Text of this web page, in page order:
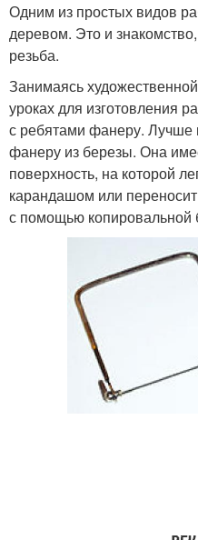
Одним из простых видов
деревом. Это и
резьба.
Занимаясь
уроках для изготовления
с ребятами фанеру. Лучше
фанеру из березы. Она
поверхность, на которой
карандашом или
с помощью копировальной